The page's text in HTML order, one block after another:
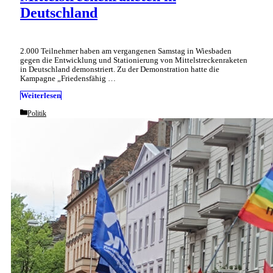
Deutschland
2.000 Teilnehmer haben am vergangenen Samstag in Wiesbaden
gegen die Entwicklung und Stationierung von Mittelstreckenraketen
in Deutschland demonstriert. Zu der Demonstration hatte die
Kampagne „Friedensfähig …
Weiterlesen
Categories
Politik